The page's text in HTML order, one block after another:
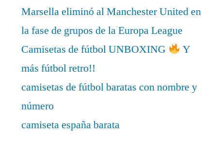
Marsella eliminó al Manchester United en
la fase de grupos de la Europa League
Camisetas de fútbol UNBOXING
Y
más fútbol retro!!
camisetas de fútbol baratas con nombre y
número
camiseta españa barata